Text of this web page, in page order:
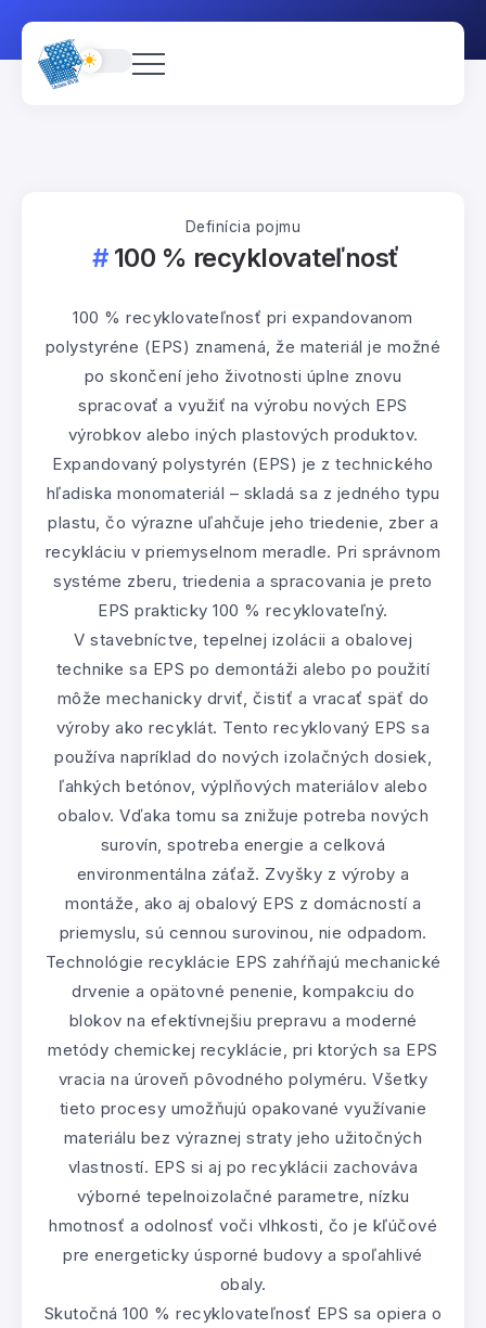
Definícia pojmu
100 % recyklovateľnosť
100 % recyklovateľnosť pri expandovanom
polystyréne (EPS) znamená, že materiál je možné
po skončení jeho životnosti úplne znovu
spracovať a využiť na výrobu nových EPS
výrobkov alebo iných plastových produktov.
Expandovaný polystyrén (EPS) je z technického
hľadiska monomateriál – skladá sa z jedného typu
plastu, čo výrazne uľahčuje jeho triedenie, zber a
recykláciu v priemyselnom meradle. Pri správnom
systéme zberu, triedenia a spracovania je preto
EPS prakticky 100 % recyklovateľný.
V stavebníctve, tepelnej izolácii a obalovej
technike sa EPS po demontáži alebo po použití
môže mechanicky drviť, čistiť a vracať späť do
výroby ako recyklát. Tento recyklovaný EPS sa
používa napríklad do nových izolačných dosiek,
ľahkých betónov, výplňových materiálov alebo
obalov. Vďaka tomu sa znižuje potreba nových
surovín, spotreba energie a celková
environmentálna záťaž. Zvyšky z výroby a
montáže, ako aj obalový EPS z domácností a
priemyslu, sú cennou surovinou, nie odpadom.
Technológie recyklácie EPS zahŕňajú mechanické
drvenie a opätovné penenie, kompakciu do
blokov na efektívnejšiu prepravu a moderné
metódy chemickej recyklácie, pri ktorých sa EPS
vracia na úroveň pôvodného polyméru. Všetky
tieto procesy umožňujú opakované využívanie
materiálu bez výraznej straty jeho užitočných
vlastností. EPS si aj po recyklácii zachováva
výborné tepelnoizolačné parametre, nízku
hmotnosť a odolnosť voči vlhkosti, čo je kľúčové
pre energeticky úsporné budovy a spoľahlivé
obaly.
Skutočná 100 % recyklovateľnosť EPS sa opiera o